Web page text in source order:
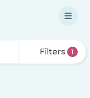
Filters 1